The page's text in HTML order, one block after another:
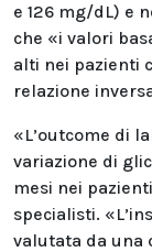
e 126 mg/dL) e
che «i valori
alti nei pazienti
relazione
«L’outcome di
variazione di
mesi nei
specialisti.
valutata da una